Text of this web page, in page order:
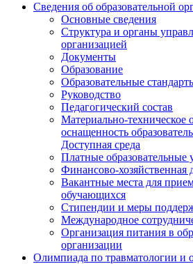
Сведения об образовательной
Основные сведения
Структура и органы
организацией
Документы
Образование
Образовательные
Руководство
Педагогический состав
Материально-техническое
оснащенность
Доступная среда
Платные образовательные
Финансово-хозяйственная
Вакантные места для
обучающихся
Стипендии и меры
Международное
Организация питания в
организации
Олимпиада по травматологии и